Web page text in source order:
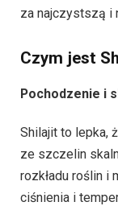
za najczystszą i
Czym jest
Pochodzenie i
Shilajit to lepka,
ze szczelin
rozkładu roślin i
ciśnienia i